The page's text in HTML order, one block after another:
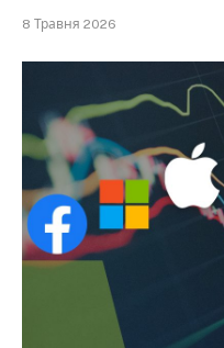
8 Травня 2026